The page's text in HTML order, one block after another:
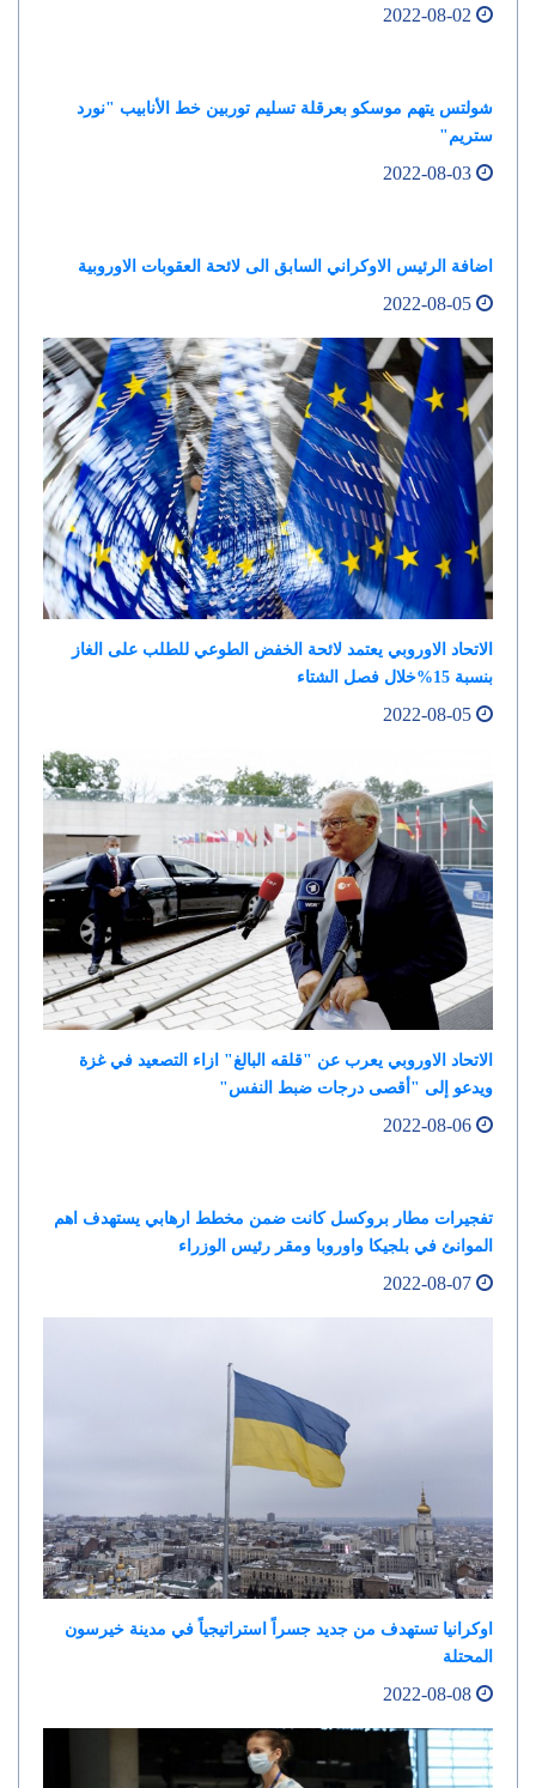
شولتس يتهم موسكو بعرقلة تسليم توربين خط الأنابيب "نورد
ستريم"
اضافة الرئيس الاوكراني السابق الى لائحة العقوبات الاوروبية
الاتحاد الاوروبي يعتمد لائحة الخفض الطوعي للطلب على الغاز
بنسبة 15%خلال فصل الشتاء
الاتحاد الاوروبي يعرب عن "قلقه البالغ" ازاء التصعيد في غزة
ويدعو إلى "أقصى درجات ضبط النفس"
تفجيرات مطار بروكسل كانت ضمن مخطط ارهابي يستهدف اهم
الموانئ في بلجيكا واوروبا ومقر رئيس الوزراء
اوكرانيا تستهدف من جديد جسراً استراتيجياً في مدينة خيرسون
المحتلة